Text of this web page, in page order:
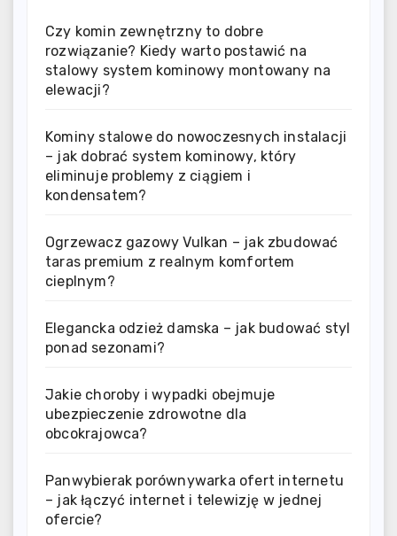
Czy komin zewnętrzny to dobre
rozwiązanie? Kiedy warto postawić na
stalowy system kominowy montowany na
elewacji?
Kominy stalowe do nowoczesnych instalacji
– jak dobrać system kominowy, który
eliminuje problemy z ciągiem i
kondensatem?
Ogrzewacz gazowy Vulkan – jak zbudować
taras premium z realnym komfortem
cieplnym?
Elegancka odzież damska – jak budować styl
ponad sezonami?
Jakie choroby i wypadki obejmuje
ubezpieczenie zdrowotne dla
obcokrajowca?
Panwybierak porównywarka ofert internetu
– jak łączyć internet i telewizję w jednej
ofercie?